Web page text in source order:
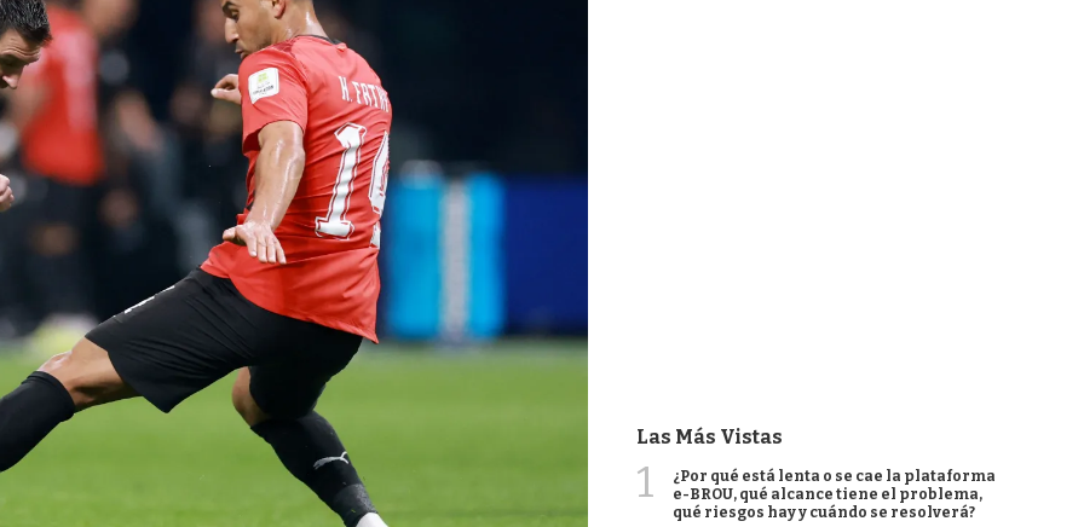
Las Más Vistas
1
¿Por qué está lenta o se cae la plataforma
e-BROU, qué alcance tiene el problema,
qué riesgos hay y cuándo se resolverá?